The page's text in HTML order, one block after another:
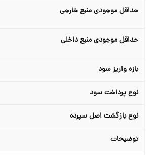
حداقل موجودی منبع خارجی
حداقل موجودی منبع داخلی
بازه واریز سود
نوع پرداخت سود
نوع بازگشت اصل سپرده
توضیحات